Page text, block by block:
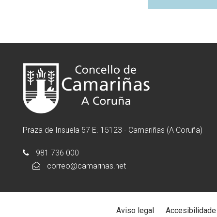
Praza de Insuela 57 E. 15123 - Camariñas (A Coruña)
981 736 000
correo@camarinas.net
Aviso legal Accesibilidade